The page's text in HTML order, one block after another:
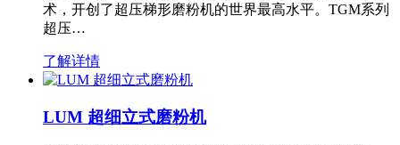
术，开创了超压梯形磨粉机的世界最高水平。TGM系列
超压…
了解详情
LUM 超细立式磨粉机